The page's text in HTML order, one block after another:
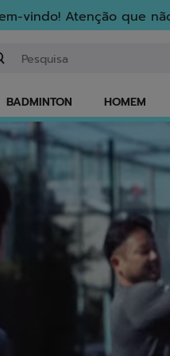
vindo! Atenção que
BADMINTON HOMEM